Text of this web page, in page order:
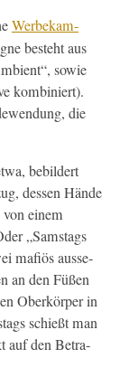
Wer­bekam­
beste­ht aus
sowie
kom­biniert).
die
bebildert
dessen Hände
einem
„Sam­stags
mafiös ausse­
an den Füßen
Oberkör­p­er in
schießt man
auf den Betra­